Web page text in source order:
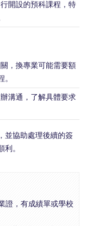
開設的預科課程，特
，換專業可能需要額
溝通，了解具體要求
，並協助處理後續的簽
。
證，有成績單或學校